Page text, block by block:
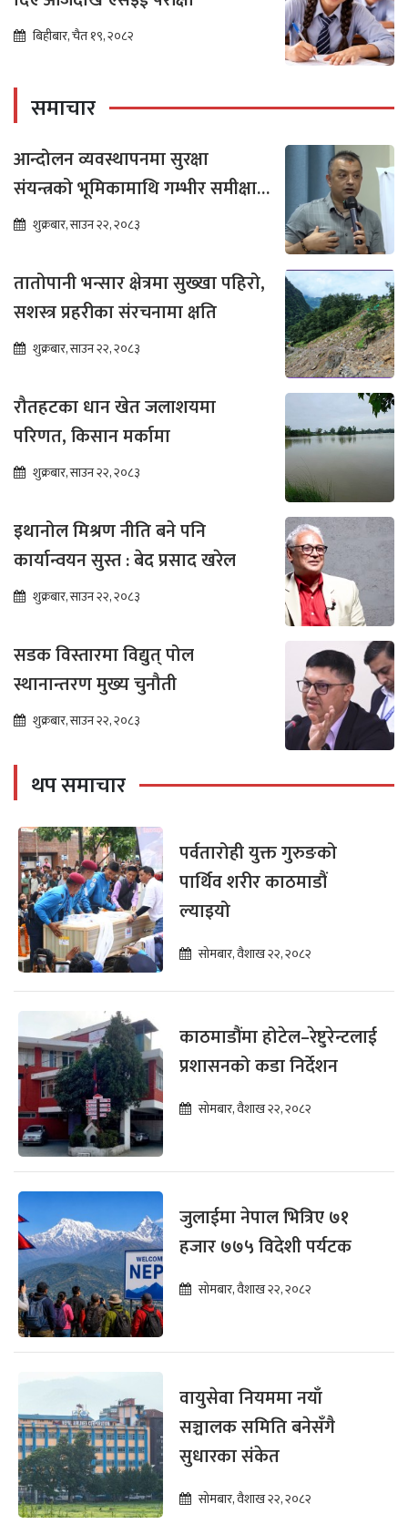
बिहीबार, चैत १९, २०८२
समाचार
आन्दोलन व्यवस्थापनमा सुरक्षा
संयन्त्रको भूमिकामाथि गम्भीर समीक्षा
आवश्यक : गगन थापा
शुक्रबार, साउन २२, २०८३
तातोपानी भन्सार क्षेत्रमा सुख्खा पहिरो,
सशस्त्र प्रहरीका संरचनामा क्षति
शुक्रबार, साउन २२, २०८३
रौतहटका धान खेत जलाशयमा
परिणत, किसान मर्कामा
शुक्रबार, साउन २२, २०८३
इथानोल मिश्रण नीति बने पनि
कार्यान्वयन सुस्त : बेद प्रसाद खरेल
शुक्रबार, साउन २२, २०८३
सडक विस्तारमा विद्युत् पोल
स्थानान्तरण मुख्य चुनौती
शुक्रबार, साउन २२, २०८३
थप समाचार
पर्वतारोही युक्त गुरुङको
पार्थिव शरीर काठमाडौं
ल्याइयो
सोमबार, वैशाख २२, २०८२
काठमाडौंमा होटेल–रेष्टुरेन्टलाई
प्रशासनको कडा निर्देशन
सोमबार, वैशाख २२, २०८२
जुलाईमा नेपाल भित्रिए ७१
हजार ७७५ विदेशी पर्यटक
सोमबार, वैशाख २२, २०८२
वायुसेवा नियममा नयाँ
सञ्चालक समिति बनेसँगै
सुधारका संकेत
सोमबार, वैशाख २२, २०८२